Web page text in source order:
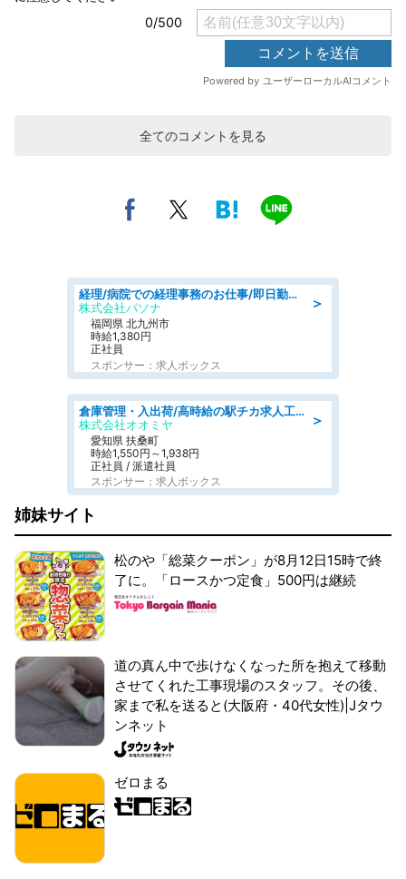
全てのコメントを見る
＞
経理/病院での経理事務のお仕事/即日勤務可/車通勤可/経理/一般事務
株式会社パソナ
福岡県 北九州市
時給1,380円
正社員
スポンサー：求人ボックス
＞
倉庫管理・入出荷/高時給の駅チカ求人工場内で荷物の受け取り・確認スタッフ
株式会社オオミヤ
愛知県 扶桑町
時給1,550円～1,938円
正社員 / 派遣社員
スポンサー：求人ボックス
姉妹サイト
松のや「総菜クーポン」が8月12日15時で終
了に。「ロースかつ定食」500円は継続
道の真ん中で歩けなくなった所を抱えて移動
させてくれた工事現場のスタッフ。その後、
家まで私を送ると(大阪府・40代女性)|Jタウ
ンネット
ゼロまる